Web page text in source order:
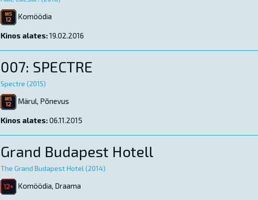
Komöödia
Kinos alates:19.02.2016
007: SPECTRE
Spectre (2015)
Märul, Põnevus
Kinos alates:06.11.2015
Grand Budapest Hotell
The Grand Budapest Hotel (2014)
Komöödia, Draama